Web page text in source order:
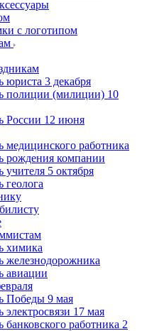
с логотипом
юриста 3 декабря
полиции (милиции) 10
России 12 июня
медицинского работника
рождения компании
5 октября
химика
железнодорожника
авиации
Победы 9 мая
17 мая
работника 2